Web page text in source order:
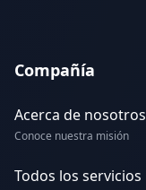
Compañía
Acerca de nosotros
Conoce nuestra misión
Todos los servicios